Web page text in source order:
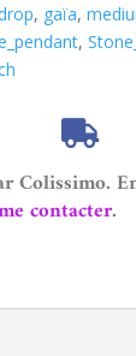
, gaïa,
,
Colissimo.
contacter.